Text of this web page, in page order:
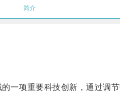
简介
项重要科技创新，通过调节